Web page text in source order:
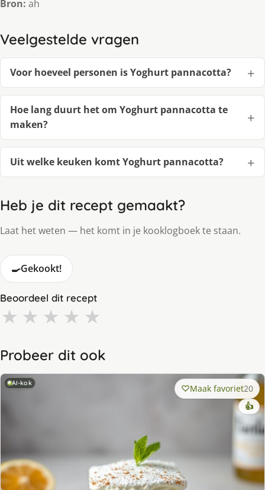
Bron: ah
Veelgestelde vragen
Voor hoeveel personen is Yoghurt pannacotta?
Hoe lang duurt het om Yoghurt pannacotta te
maken?
Uit welke keuken komt Yoghurt pannacotta?
Heb je dit recept gemaakt?
Laat het weten — het komt in je kooklogboek te staan.
🍳Gekookt!
Beoordeel dit recept
★ ★ ★ ★ ★
Probeer dit ook
AI-kok Maak favoriet20
👍